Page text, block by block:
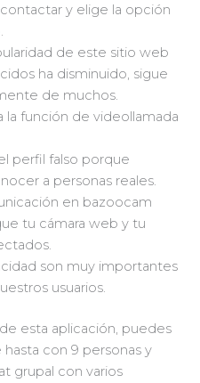
y elige la opción
de este sitio web
ha disminuido, sigue
de muchos.
la función de videollamada
perfil falso porque
a personas reales.
en bazoocam
tu cámara web y tu
son muy importantes
usuarios.
esta aplicación, puedes
con 9 personas y
grupal con varios